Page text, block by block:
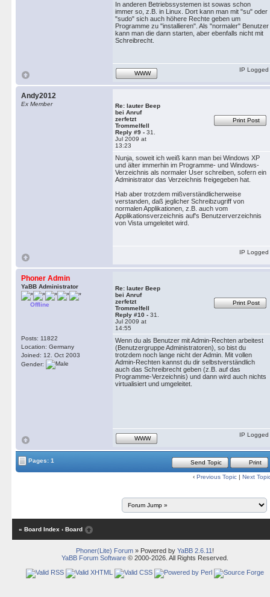
In anderen Betriebssystemen ist sowas schon
immer so, z.B. in Linux. Dort kann man mit "su" oder
"sudo" sich auch höhere Rechte geben um
Programme zu "installieren". Als "normaler" Benutzer
kann man die dann starten, aber ebenfalls nicht mit
Schreibrecht.
WWW
IP Logged
Andy2012
Ex Member
Re: lauter Beep
bei Anruf
zerfetzt
Trommelfell
Reply #9 - 31.
Jul 2009 at
13:23
Print Post
Nunja, soweit ich weiß kann man bei Windows XP
und älter immerhin im Programme- und Windows-
Verzeichnis als normaler User schreiben, sofern ein
Administrator das Verzeichnis freigegeben hat.
Hab aber trotzdem mißverständlicherweise
verstanden, daß jeglicher Schreibzugriff von
normalen Applikationen, z.B. auch vom
Applikationsverzeichnis auf's Benutzerverzeichnis
von Vista umgeleitet wird.
IP Logged
Phoner Admin
YaBB Administrator
Offline
Posts: 11822
Location: Germany
Joined: 12. Oct 2003
Gender:
Re: lauter Beep
bei Anruf
zerfetzt
Trommelfell
Reply #10 - 31.
Jul 2009 at
14:55
Print Post
Wenn du als Benutzer mit Admin-Rechten arbeitest
(Benutzergruppe Administratoren), so bist du
trotzdem noch lange nicht der Admin. Mit vollen
Admin-Rechten kannst du dir selbstverständlich
auch das Schreibrecht geben (z.B. auf das
Programme-Verzeichnis) und dann wird auch nichts
virtualisiert und umgeleitet.
WWW
IP Logged
Pages: 1 Send Topic Print
‹ Previous Topic | Next
« Board Index ‹ Board
Phoner(Lite) Forum» Powered by YaBB 2.6.11 !
YaBB Forum Software© 2000-2026. All Rights Reserved.